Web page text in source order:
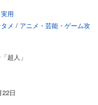
用
メ / アニメ・芸能・ゲーム攻
超人」
22日